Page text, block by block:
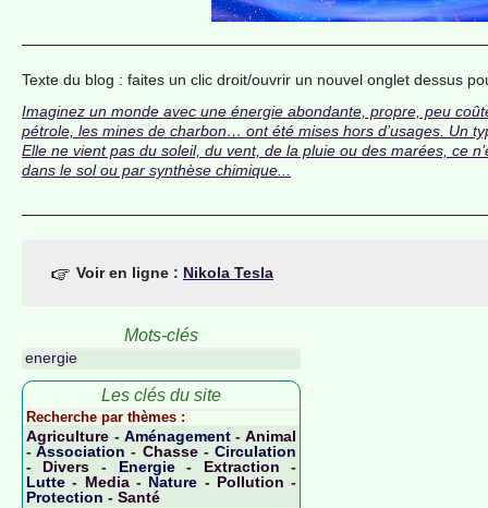
Texte du blog : faites un clic droit/ouvrir un nouvel onglet dessus
Imaginez un monde avec une énergie abondante, propre, peu
pétrole, les mines de charbon… ont été mises hors d’usages. Un
Elle ne vient pas du soleil, du vent, de la pluie ou des marées, ce
dans le sol ou par synthèse chimique...
Voir en ligne : Nikola Tesla
Mots-clés
energie
Les clés du site
Recherche par thèmes :
Agriculture- Aménagement-Animal
-Association - Chasse-Circulation
- Divers - Energie- Extraction -
Lutte- Media- Nature - Pollution -
Protection - Santé